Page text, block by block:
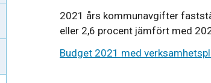
2021 års kommunavgifter
eller 2,6 procent jämfört med
Budget 2021 med